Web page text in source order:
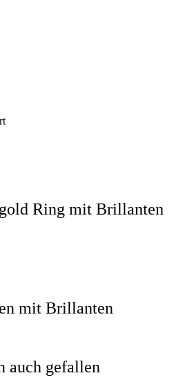
Ring mit Brillanten
mit Brillanten
auch gefallen